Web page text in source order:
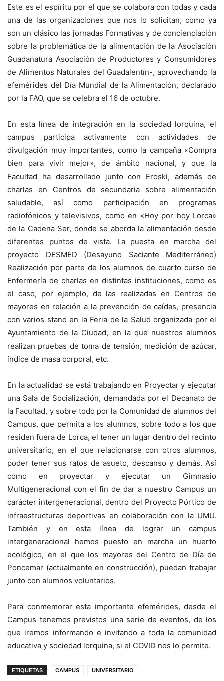
Este es el espíritu por el que se colabora con todas y cada
una de las organizaciones que nos lo solicitan, como ya
son un clásico las jornadas Formativas y de concienciación
sobre la problemática de la alimentación de la Asociación
Guadanatura Asociación de Productores y Consumidores
de Alimentos Naturales del Guadalentín-, aprovechando la
efemérides del Día Mundial de la Alimentación, declarado
por la FAO, que se celebra el 16 de octubre.
En esta línea de integración en la sociedad lorquina, el
campus participa activamente con actividades de
divulgación muy importantes, como la campaña «Compra
bien para vivir mejor», de ámbito nacional, y que la
Facultad ha desarrollado junto con Eroski, además de
charlas en Centros de secundaria sobre alimentación
saludable, así como participación en programas
radiofónicos y televisivos, como en «Hoy por hoy Lorca»
de la Cadena Ser, donde se aborda la alimentación desde
diferentes puntos de vista. La puesta en marcha del
proyecto DESMED (Desayuno Saciante Mediterráneo)
Realización por parte de los alumnos de cuarto curso de
Enfermería de charlas en distintas instituciones, como es
el caso, por ejemplo, de las realizadas en Centros de
mayores en relación a la prevención de caídas, presencia
con varios stand en la Feria de la Salud organizada por el
Ayuntamiento de la Ciudad, en la que nuestros alumnos
realizan pruebas de toma de tensión, medición de azúcar,
índice de masa corporal, etc.
En la actualidad se está trabajando en Proyectar y ejecutar
una Sala de Socialización, demandada por el Decanato de
la Facultad, y sobre todo por la Comunidad de alumnos del
Campus, que permita a los alumnos, sobre todo a los que
residen fuera de Lorca, el tener un lugar dentro del recinto
universitario, en el que relacionarse con otros alumnos,
poder tener sus ratos de asueto, descanso y demás. Así
como en proyectar y ejecutar un Gimnasio
Multigeneracional con el fin de dar a nuestro Campus un
carácter intergeneracional, dentro del Proyecto Pórtico de
infraestructuras deportivas en colaboración con la UMU.
También y en esta línea de lograr un campus
intergeneracional hemos puesto en marcha un huerto
ecológico, en el que los mayores del Centro de Día de
Poncemar (actualmente en construcción), puedan trabajar
junto con alumnos voluntarios.
Para conmemorar esta importante efemérides, desde el
Campus tenemos previstos una serie de eventos, de los
que iremos informando e invitando a toda la comunidad
educativa y sociedad lorquina, si el COVID nos lo permite.
ETIQUETAS CAMPUS UNIVERSITARIO